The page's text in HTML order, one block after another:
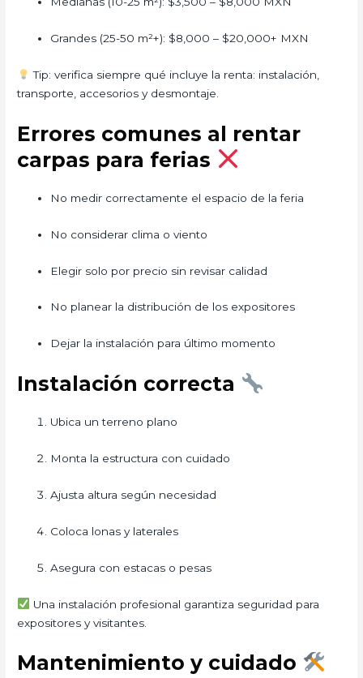
Grandes (25-50 m²+): $8,000 – $20,000+ MXN
Tip: verifica siempre qué incluye la renta: instalación,
transporte, accesorios y desmontaje.
Errores comunes al rentar
carpas para ferias
No medir correctamente el espacio de la feria
No considerar clima o viento
Elegir solo por precio sin revisar calidad
No planear la distribución de los expositores
Dejar la instalación para último momento
Instalación correcta
Ubica un terreno plano
Monta la estructura con cuidado
Ajusta altura según necesidad
Coloca lonas y laterales
Asegura con estacas o pesas
Una instalación profesional garantiza seguridad para
expositores y visitantes.
Mantenimiento y cuidado